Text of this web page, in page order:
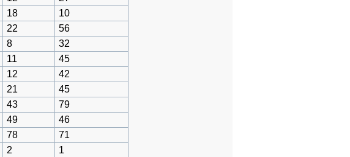
18
10
22
56
8
32
11
45
12
42
21
45
43
79
49
46
78
71
2 1